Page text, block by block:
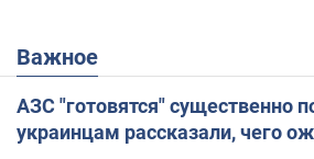
Важное
АЗС "готовятся" существенно
украинцам рассказали, чего